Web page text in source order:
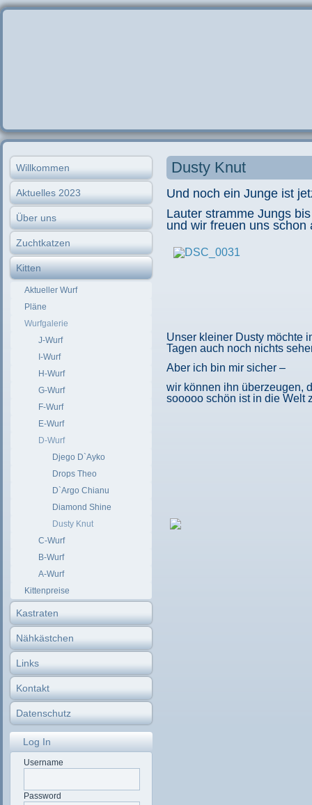
Willkommen
Aktuelles 2023
Über uns
Zuchtkatzen
Kitten
Aktueller Wurf
Pläne
Wurfgalerie
J-Wurf
I-Wurf
H-Wurf
G-Wurf
F-Wurf
E-Wurf
D-Wurf
Djego D`Ayko
Drops Theo
D`Argo Chianu
Diamond Shine
Dusty Knut
C-Wurf
B-Wurf
A-Wurf
Kittenpreise
Kastraten
Nähkästchen
Links
Kontakt
Datenschutz
Log In
Username
Password
Dusty Knut
Und noch ein Junge ist
Lauter stramme Jungs
und wir freuen uns
Unser kleiner Dusty möchte
Tagen auch noch nichts
Aber ich bin mir sicher –
wir können ihn überzeugen,
sooooo schön ist in die Welt